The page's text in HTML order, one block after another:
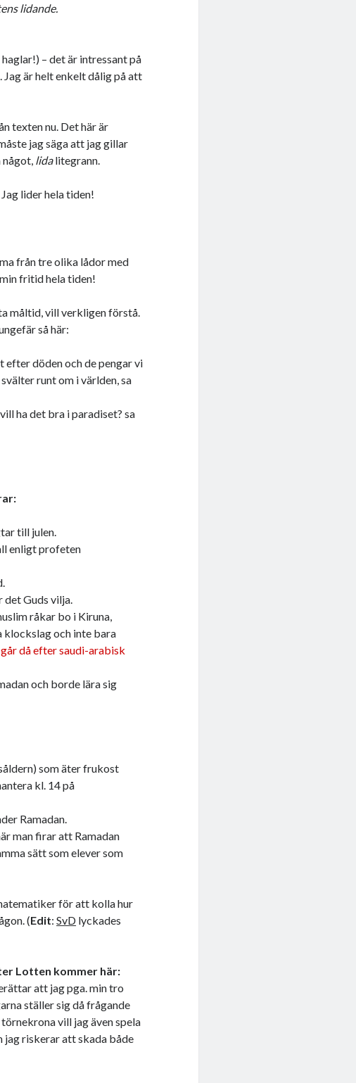
lidande.
– det är intressant på
är helt enkelt dålig på att
texten nu. Det här är
jag säga att jag gillar
lidalitegrann.
lider hela tiden!
från tre olika lådor med
fritid hela tiden!
måltid, vill verkligen förstå.
så här:
efter döden och de pengar vi
runt om i världen, sa
ha det bra i paradiset? sa
till julen.
enligt profeten
det Guds vilja.
råkar bo i Kiruna,
klockslag och inte bara
då efter saudi-arabisk
och borde lära sig
som äter frukost
kl. 14 på
Ramadan.
man firar att Ramadan
sätt som elever som
för att kolla hur
(Edit:SvD lyckades
Lotten kommer här:
att jag pga. min tro
ställer sig då frågande
vill jag även spela
riskerar att skada både